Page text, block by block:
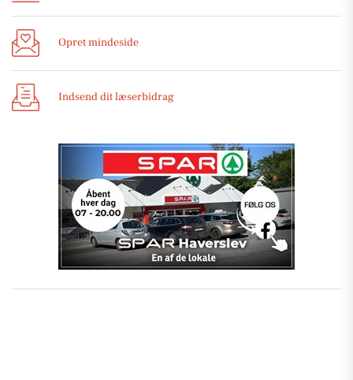
Opret mindeside
Indsend dit læserbidrag